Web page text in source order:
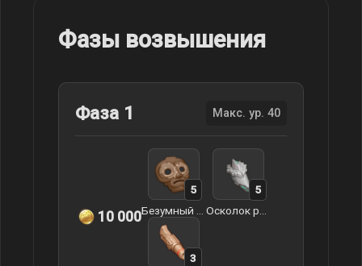
Фазы возвышения
Фаза 1 Макс. ур. 40
10 000
5
5
3